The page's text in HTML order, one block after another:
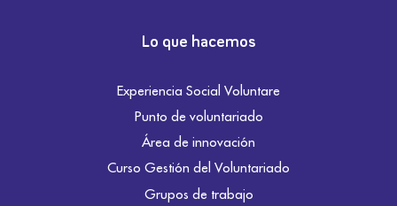
Lo que hacemos
Experiencia Social Voluntare
Punto de voluntariado
Área de innovación
Curso Gestión del Voluntariado
Grupos de trabajo